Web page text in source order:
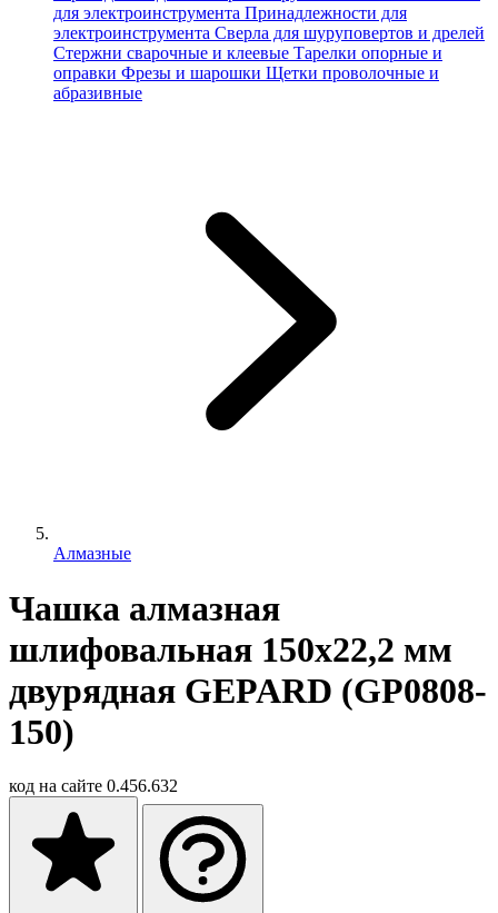
для электроинструмента Принадлежности для
электроинструмента Сверла для шуруповертов и дрелей
Стержни сварочные и клеевые Тарелки опорные и
оправки Фрезы и шарошки Щетки проволочные и
абразивные
Алмазные
Чашка алмазная
шлифовальная 150х22,2 мм
двурядная GEPARD (GP0808-
150)
код на сайте 0.456.632